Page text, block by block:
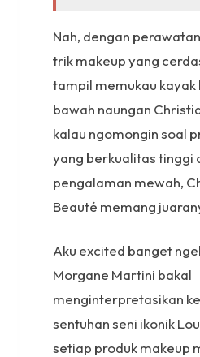
Nah, dengan
trik makeup yang
tampil memukau
bawah naungan
kalau ngomongin soal
yang berkualitas tinggi
pengalaman mewah,
Beauté memang
Aku excited banget
Morgane Martini bakal
menginterpretasikan
sentuhan seni ikonik
setiap produk makeup